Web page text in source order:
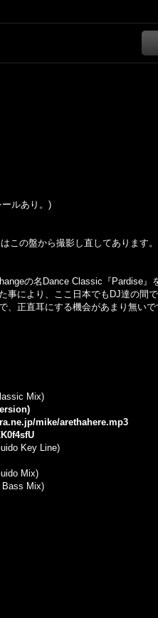
ールあり。)
この盤から撮影し直してあります
の名Dance Classic『Pardise』
事により、ここ日本でもDJ達の間
、正直耳にする機会があまり無い
Mix)
mike/arethahere.mp3
Key Line)
Mix)
Bass Mix)